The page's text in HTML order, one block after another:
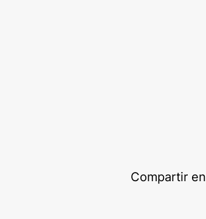
Compartir en